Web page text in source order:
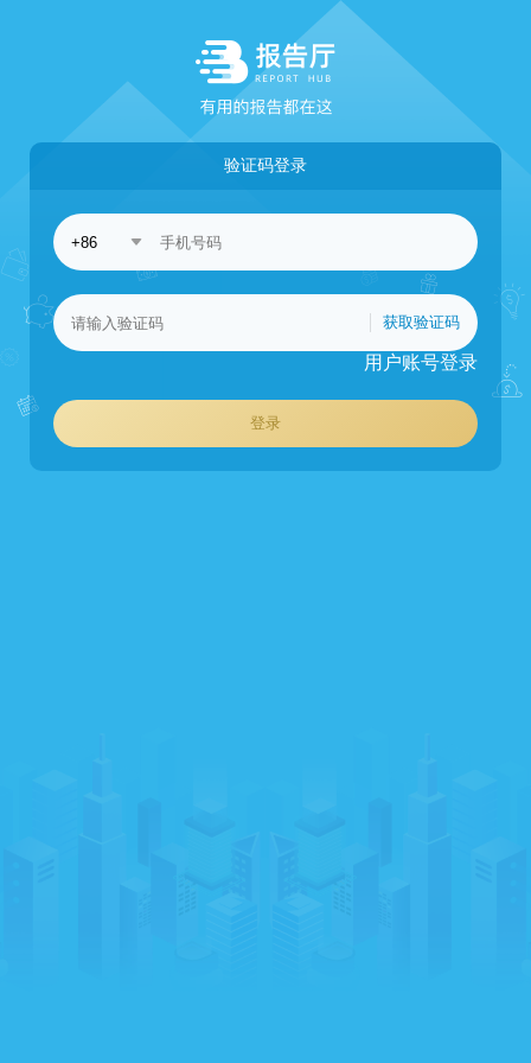
验证码登录
获取验证码
用户账号登录
登录